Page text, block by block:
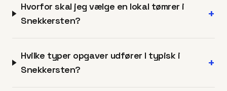
Hvorfor skal jeg vælge en lokal tømrer i
Snekkersten?
+
Hvilke typer opgaver udfører I typisk i
Snekkersten?
+